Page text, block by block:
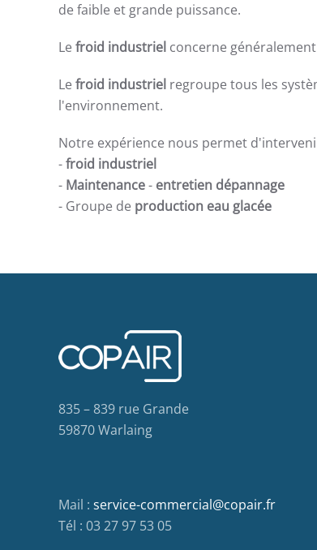
de faible et grande puissance.
Le froid industriel concerne
Le froid industriel regroupe tous les
l'environnement.
Notre expérience nous permet
-froid industriel
- Maintenance- entretien dépannage
- Groupe de production eau glacée
835 – 839 rue Grande
59870 Warlaing
Mail : service-commercial@copair.fr
Tél : 03 27 97 53 05